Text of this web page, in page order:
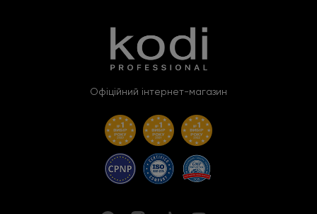
Офіційний інтернет-магазин